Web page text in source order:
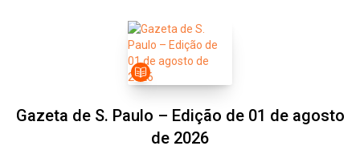
Gazeta de S. Paulo – Edição de 01 de agosto
de 2026